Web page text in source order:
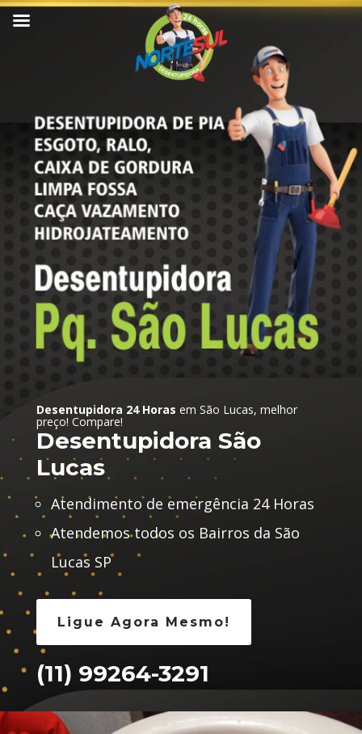
Desentupidora 24 Horas em São Lucas, melhor
preço! Compare!
Desentupidora São
Lucas
Atendimento de emergência 24 Horas
Atendemos todos os Bairros da São
Lucas SP
Ligue Agora Mesmo!
(11) 99264-3291